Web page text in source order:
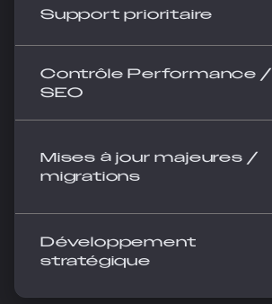
Support prioritaire
Contrôle Performance /
SEO
Mises à jour majeures /
migrations
Développement
stratégique